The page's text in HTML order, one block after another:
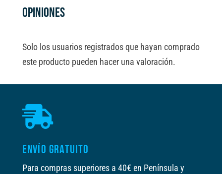
OPINIONES
Solo los usuarios registrados que hayan comprado
este producto pueden hacer una valoración.

ENVÍO GRATUITO
Para compras superiores a 40€ en Península y